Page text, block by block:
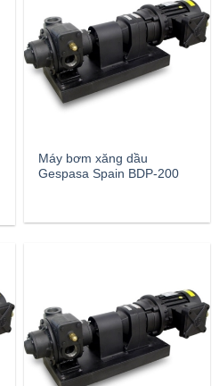
Máy bơm xăng dầu
Gespasa Spain BDP-200